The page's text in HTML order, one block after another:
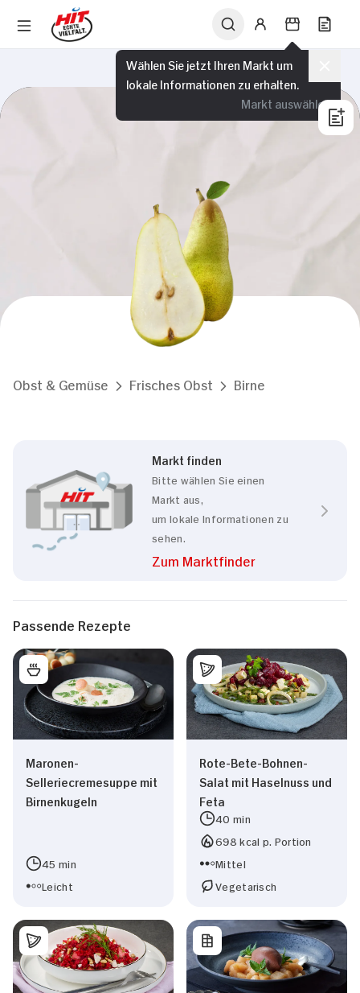
Wählen Sie jetzt Ihren Markt um
lokale Informationen zu erhalten.
Markt auswählen
Obst & Gemüse Frisches Obst Birne
Markt finden
Bitte wählen Sie einen
Markt aus,
um lokale Informationen zu
sehen.
Zum Marktfinder
Passende Rezepte
Maronen-
Selleriecremesuppe mit
Birnenkugeln
45 min
Leicht
Rote-Bete-Bohnen-
Salat mit Haselnuss und
Feta
40 min
698 kcal p. Portion
Mittel
Vegetarisch